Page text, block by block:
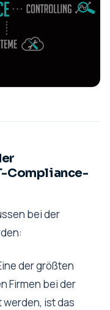
Compliance-
bei der
der größten
Firmen bei der
ist das